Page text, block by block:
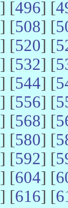
] [496] [
] [508] [
] [520] [
] [532] [
] [544] [
] [556] [
] [568] [
] [580] [
] [592] [
] [604] [
] [616] [